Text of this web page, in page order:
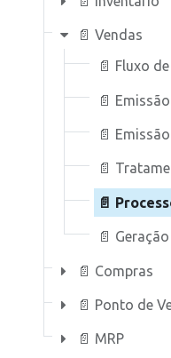
📄 Vendas
📄 Fluxo
📄
📄
📄
📄
📄 Compras
📄 Ponto de
📄 MRP